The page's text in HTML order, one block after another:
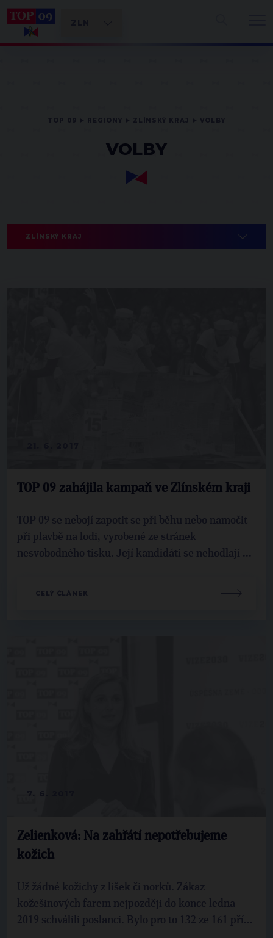
VOLBY
ZLÍNSKÝ KRAJ
TOP 09 zahájila kampaň ve Zlínském kraji
TOP 09 se nebojí zapotit se při běhu nebo namočit
při plavbě na lodi, vyrobené ze stránek
nesvobodného tisku. Její kandidáti se nehodlají ...
CELÝ ČLÁNEK
Zelienková: Na zahřátí nepotřebujeme
kožich
Už žádné kožichy z lišek či norků. Zákaz
kožešinových farem nejpozději do konce ledna
2019 schválili poslanci. Bylo pro to 132 ze 161 pří...